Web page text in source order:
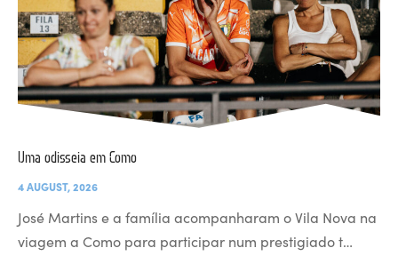
Uma odisseia em Como
4 AUGUST, 2026
José Martins e a família acompanharam o Vila Nova na
viagem a Como para participar num prestigiado t…